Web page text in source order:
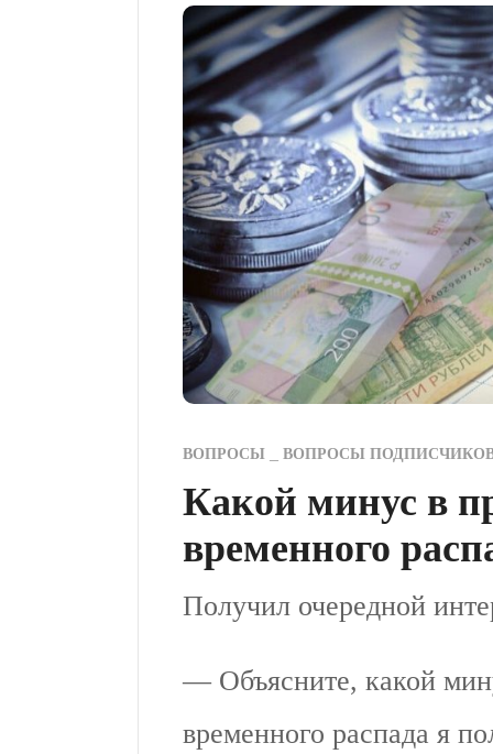
ВОПРОСЫ ВОПРОСЫ
Какой минус в
временного
Получил очередной
— Объясните, какой
временного распада я